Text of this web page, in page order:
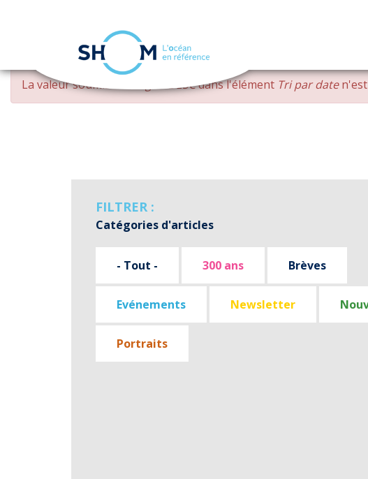
Aller
contenu
MESSAGE
D'ERREUR
La valeur soumise changed DESCdans l'élément Tri par daten'est
FILTRER :
Catégories d'articles
- Tout - 300 ans Brèves
Evénements Newsletter
Portraits